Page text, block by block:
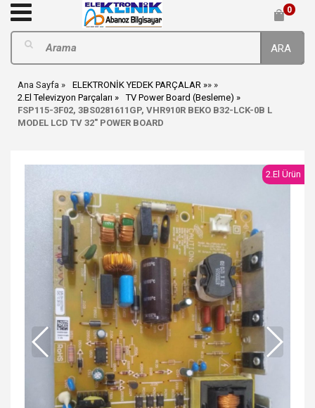
0
ARA
Ana Sayfa ELEKTRONİK YEDEK PARÇALAR
»
2.El Televizyon Parçaları
»
TV Power Board (Besleme)
FSP115-3F02, 3BS0281611GP, VHR910R BEKO B32-LCK-0B L
MODEL LCD TV 32" POWER BOARD
2.El Ürün